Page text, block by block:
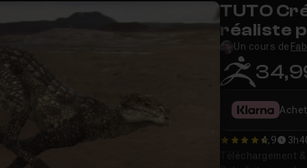
TUTO
réaliste
Un cours de
4.9090909090909
4,9